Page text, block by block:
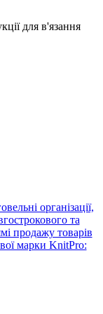
для в'язання
організації,
та
продажу товарів
марки KnitPro: